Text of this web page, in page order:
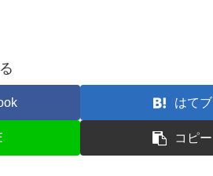
はてブ
コピー